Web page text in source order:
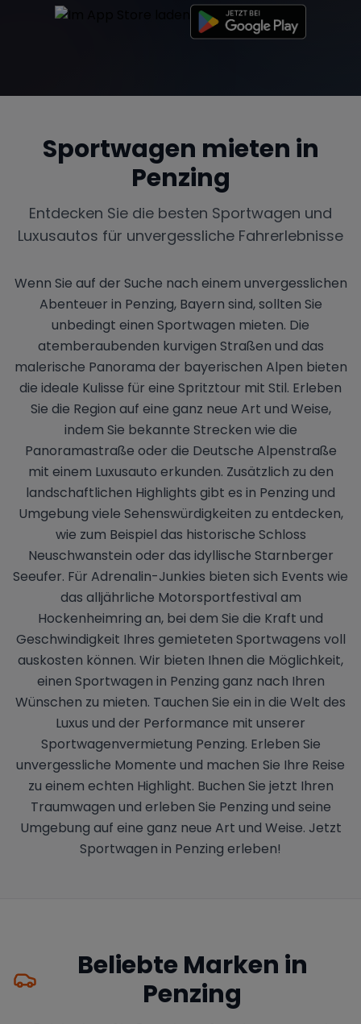
Sportwagen mieten in
Penzing
Entdecken Sie die besten Sportwagen und
Luxusautos für unvergessliche Fahrerlebnisse
Wenn Sie auf der Suche nach einem unvergesslichen
Abenteuer in Penzing, Bayern sind, sollten Sie
unbedingt einen Sportwagen mieten. Die
atemberaubenden kurvigen Straßen und das
malerische Panorama der bayerischen Alpen bieten
die ideale Kulisse für eine Spritztour mit Stil. Erleben
Sie die Region auf eine ganz neue Art und Weise,
indem Sie bekannte Strecken wie die
Panoramastraße oder die Deutsche Alpenstraße
mit einem Luxusauto erkunden. Zusätzlich zu den
landschaftlichen Highlights gibt es in Penzing und
Umgebung viele Sehenswürdigkeiten zu entdecken,
wie zum Beispiel das historische Schloss
Neuschwanstein oder das idyllische Starnberger
Seeufer. Für Adrenalin-Junkies bieten sich Events wie
das alljährliche Motorsportfestival am
Hockenheimring an, bei dem Sie die Kraft und
Geschwindigkeit Ihres gemieteten Sportwagens voll
auskosten können. Wir bieten Ihnen die Möglichkeit,
einen Sportwagen in Penzing ganz nach Ihren
Wünschen zu mieten. Tauchen Sie ein in die Welt des
Luxus und der Performance mit unserer
Sportwagenvermietung Penzing. Erleben Sie
unvergessliche Momente und machen Sie Ihre Reise
zu einem echten Highlight. Buchen Sie jetzt Ihren
Traumwagen und erleben Sie Penzing und seine
Umgebung auf eine ganz neue Art und Weise. Jetzt
Sportwagen in Penzing erleben!
Beliebte Marken in
Penzing